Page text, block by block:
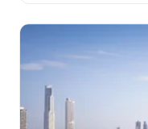
ciudades